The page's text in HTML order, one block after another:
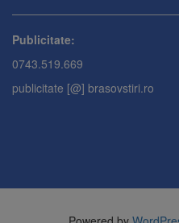
Publicitate:
0743.519.669
publicitate [@] brasovstiri.ro